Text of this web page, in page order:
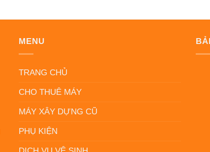
MENU
TRANG CHỦ
CHO THUÊ MÁY
MÁY XÂY DỰNG CŨ
PHỤ KIỆN